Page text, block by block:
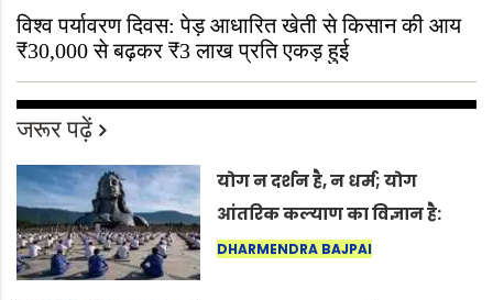
विश्व पर्यावरण दिवस: पेड़ आधारित खेती से किसान की आय
₹30,000 से बढ़कर ₹3 लाख प्रति एकड़ हुई
जरूर पढ़ें
योग न दर्शन है, न धर्म; योग
आंतरिक कल्याण का विज्ञान है:
अंतरराष्ट्रीय योग दिवस 2026 पर
DHARMENDRA BAJPAI